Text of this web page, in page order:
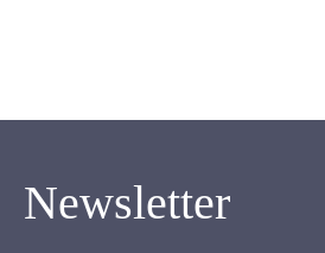
Newsletter